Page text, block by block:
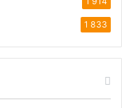
1 833